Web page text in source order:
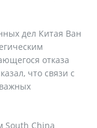
дел Китая Ван
отказа
что связи с
South China